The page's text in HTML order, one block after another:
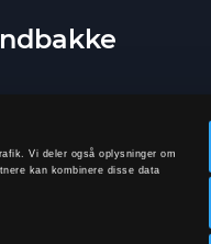
Vi deler også oplysninger om
kan kombinere disse data